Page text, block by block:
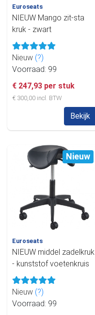
Euroseats
NIEUW Mango zit-sta
kruk - zwart
Nieuw (?)
Voorraad: 99
€ 247,93 per stuk
€ 300,00 incl. BTW
Bekijk
Nieuw
Euroseats
NIEUW middel zadelkruk
- kunststof voetenkruis
Nieuw (?)
Voorraad: 99